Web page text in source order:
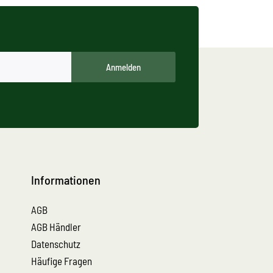
Anmelden
Informationen
AGB
AGB Händler
Datenschutz
Häufige Fragen